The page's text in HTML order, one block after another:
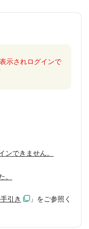
示されログインで
ンできません。
。
引き
」をご参照く